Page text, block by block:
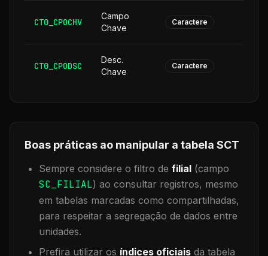
CT0_CPOCHV
Campo
Chave
Caractere
CT0_CPODSC
Desc.
Chave
Caractere
Boas práticas ao manipular a tabela SCT
Sempre considere o filtro de filial (campo
SC_FILIAL) ao consultar registros, mesmo
em tabelas marcadas como compartilhadas,
para respeitar a segregação de dados entre
unidades.
Prefira utilizar os índices oficiais da tabela